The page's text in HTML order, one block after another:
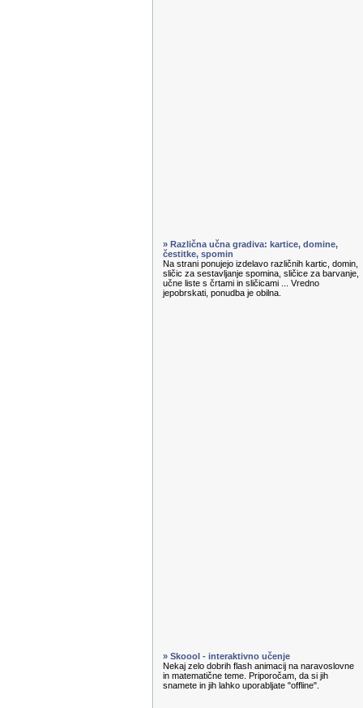
» Različna učna gradiva: kartice, domine,
čestitke, spomin
Na strani ponujejo izdelavo različnih kartic, domin,
sličic za sestavljanje spomina, sličice za barvanje,
učne liste s črtami in sličicami ... Vredno
jepobrskati, ponudba je obilna.
» Skoool - interaktivno učenje
Nekaj zelo dobrih flash animacij na naravoslovne
in matematične teme. Priporočam, da si jih
snamete in jih lahko uporabljate "offline".